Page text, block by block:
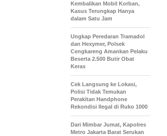
Kembalikan Mobil Korban,
Kasus Terungkap Hanya
dalam Satu Jam
Ungkap Peredaran Tramadol
dan Hexymer, Polsek
Cengkareng Amankan Pelaku
Beserta 2.500 Butir Obat
Keras
Cek Langsung ke Lokasi,
Polisi Tidak Temukan
Perakitan Handphone
Rekondisi Ilegal di Ruko 1000
Dari Mimbar Jumat, Kapolres
Metro Jakarta Barat Serukan